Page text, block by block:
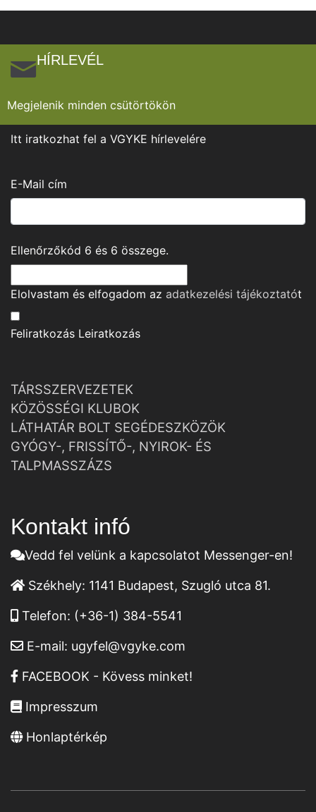
HÍRLEVÉL
Megjelenik minden csütörtökön
Itt iratkozhat fel a VGYKE hírlevelére
E-Mail cím
Ellenőrzőkód 6 és 6 összege.
Elolvastam és elfogadom az adatkezelési tájékoztatót
Feliratkozás Leiratkozás
TÁRSSZERVEZETEK
KÖZÖSSÉGI KLUBOK
LÁTHATÁR BOLT SEGÉDESZKÖZÖK
GYÓGY-, FRISSÍTŐ-, NYIROK- ÉS
TALPMASSZÁZS
Kontakt infó
Vedd fel velünk a kapcsolatot Messenger-en!
Székhely: 1141 Budapest, Szugló utca 81.
Telefon: (+36-1) 384-5541
E-mail: ugyfel@vgyke.com
FACEBOOK - Kövess minket!
Impresszum
Honlaptérkép